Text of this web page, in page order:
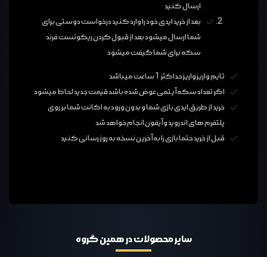
ارسال کنید
بعد از خرید ایدی خود را وارد کنید درخواست دوستی برای
شما ارسال میشود بعد از قبول کردن ریکوئست فرند
سکه برای شما گیفت میشود
تایم واریز واریز حداکثر 1 ساعت میباشد
اگر تعداد سکه آیتمی عوض شده باشد قیمت جدید لحاظ میشود
خرید از طریق ایدی بازی شما و بدون ورود به اکانت شما بر روی
پلتفرم های اندروید و آیفون انجام خواهد شد
قبل از خرید حتما بازی را به آخرین نسخه به روز رسانی کنید
سایر محصولات در همین گروه